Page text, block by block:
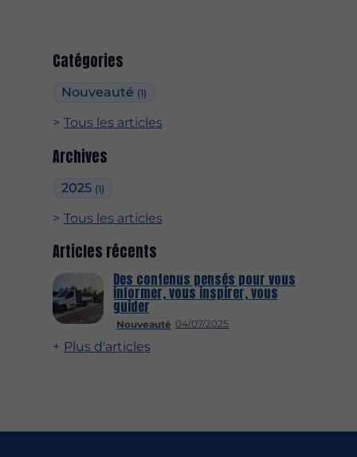
Catégories
Nouveauté (1)
Tous les articles
Archives
2025 (1)
Tous les articles
Articles récents
Nouveauté 04/07/2025
Des contenus pensés pour vous
informer, vous inspirer, vous
guider
Plus d'articles